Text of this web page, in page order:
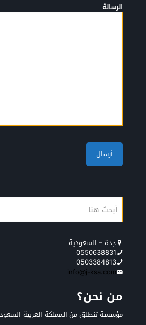
الرسالة
جدة – السعودية
0550638831
0503384813
info@j-ksa.com
من نحن؟
مؤسسة تنطلق من المملكة العربية